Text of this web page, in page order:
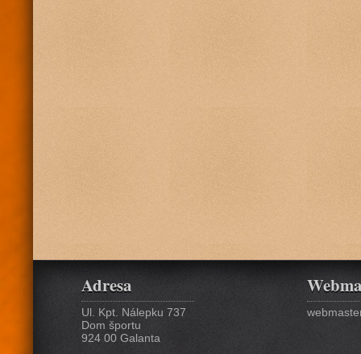
Adresa
Ul. Kpt. Nálepku 737
Dom športu
924 00 Galanta